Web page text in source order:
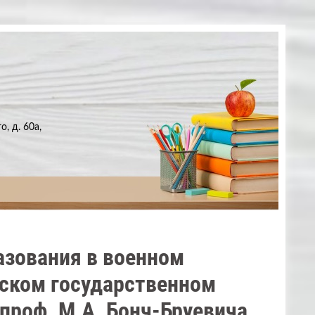
д. 60а,
в военном
государственном